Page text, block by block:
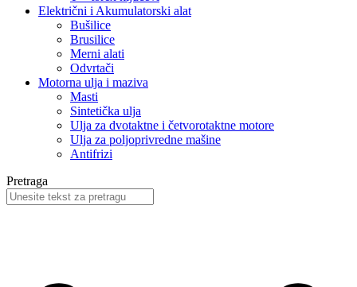
Električni i Akumulatorski alat
Bušilice
Brusilice
Merni alati
Odvrtači
Motorna ulja i maziva
Masti
Sintetička ulja
Ulja za dvotaktne i četvorotaktne motore
Ulja za poljoprivredne mašine
Antifrizi
Pretraga